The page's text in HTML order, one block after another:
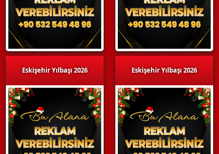
Eskişehir Yılbaşı 2026 Eskişehir Yılbaşı 2026